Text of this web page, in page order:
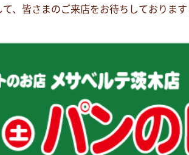
、皆さまのご来店をお待ちしております